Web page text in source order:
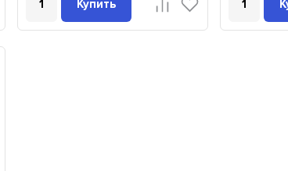
Купить